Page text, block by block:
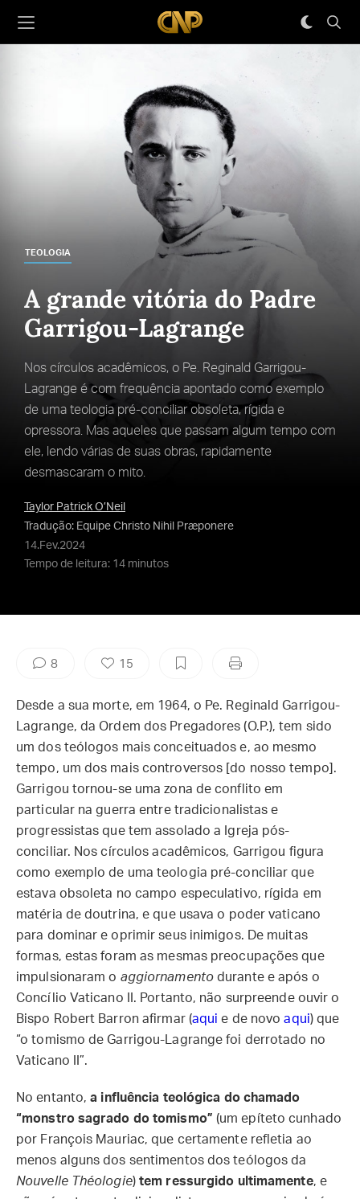
TEOLOGIA
A grande vitória do Padre
Garrigou-Lagrange
Nos círculos acadêmicos, o Pe. Reginald Garrigou-
Lagrange é com frequência apontado como exemplo
de uma teologia pré-conciliar obsoleta, rígida e
opressora. Mas aqueles que passam algum tempo com
ele, lendo várias de suas obras, rapidamente
desmascaram o mito.
Taylor Patrick O’Neil
Tradução: Equipe Christo Nihil Præponere
14.Fev.2024
Tempo de leitura: 14 minutos
8 15
Desde a sua morte, em 1964, o Pe. Reginald Garrigou-
Lagrange, da Ordem dos Pregadores (O.P.), tem sido
um dos teólogos mais conceituados e, ao mesmo
tempo, um dos mais controversos [do nosso tempo].
Garrigou tornou-se uma zona de conflito em
particular na guerra entre tradicionalistas e
progressistas que tem assolado a Igreja pós-
conciliar. Nos círculos acadêmicos, Garrigou figura
como exemplo de uma teologia pré-conciliar que
estava obsoleta no campo especulativo, rígida em
matéria de doutrina, e que usava o poder vaticano
para dominar e oprimir seus inimigos. De muitas
formas, estas foram as mesmas preocupações que
impulsionaram o aggiornamentodurante e após o
Concílio Vaticano II. Portanto, não surpreende ouvir o
Bispo Robert Barron afirmar (aqui e de novoaqui) que
“o tomismo de Garrigou-Lagrange foi derrotado no
Vaticano II”.
No entanto,a influência teológica do chamado
“monstro sagrado do tomismo” (um epíteto cunhado
por François Mauriac, que certamente refletia ao
menos alguns dos sentimentos dos teólogos da
Nouvelle Théologie)tem ressurgido ultimamente, e